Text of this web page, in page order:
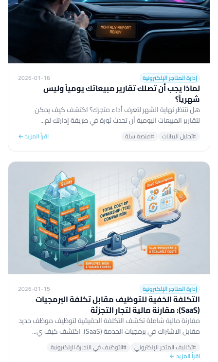
إدارة المتاجر الإلكترونية 2026-01-16
لماذا يجب أن تصلك تقارير مبيعاتك يومياً وليس
شهرياً؟
هل تنتظر نهاية الشهر لتعرف أداء متجرك؟ اكتشف كيف يمكن
لتقارير المبيعات اليومية أن تحدث ثورة في طريقة إدارتك لم...
#تحليل البيانات #منصة سلة اقرأ المزيد ←
إدارة المتاجر الإلكترونية 2026-01-15
التكلفة الخفية للتوظيف مقابل تكلفة البرمجيات
(SaaS): مقارنة مالية لتجار التجزئة
مقارنة مالية شاملة تكشف التكلفة الحقيقية لتوظيف موظف جديد
مقابل الاشتراك في برمجيات الخدمة (SaaS). اكتشف كيف ي...
#تكاليف المتجر الإلكتروني #التوظيف في التجارة الإلكترونية
اقرأ المزيد ←